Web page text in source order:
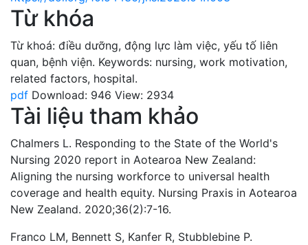
Từ khóa
Từ khoá: điều dưỡng, động lực làm việc, yếu tố liên
quan, bệnh viện. Keywords: nursing, work motivation,
related factors, hospital.
pdf Download: 946 View: 2934
Tài liệu tham khảo
Chalmers L. Responding to the State of the World's
Nursing 2020 report in Aotearoa New Zealand:
Aligning the nursing workforce to universal health
coverage and health equity. Nursing Praxis in Aotearoa
New Zealand. 2020;36(2):7-16.
Franco LM, Bennett S, Kanfer R, Stubblebine P.